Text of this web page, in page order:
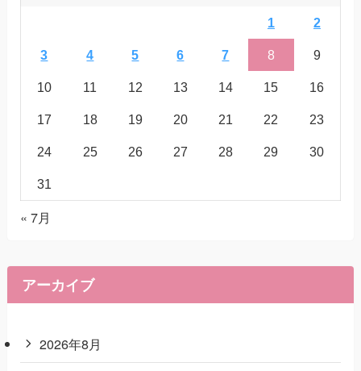
1 2
3 4 5 6 7 8 9
10 11 12 13 14 15 16
17 18 19 20 21 22 23
24 25 26 27 28 29 30
31
« 7月
アーカイブ
2026年8月